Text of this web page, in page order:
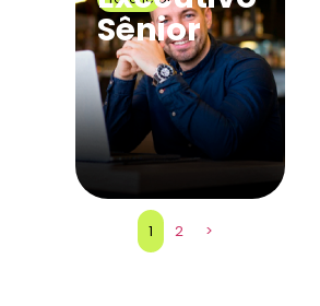
Sênior
1 2 >